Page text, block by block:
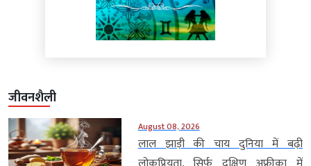
जीवनशैली
August 08, 2026
लाल झाड़ी की चाय दुनिया में बढ़ी